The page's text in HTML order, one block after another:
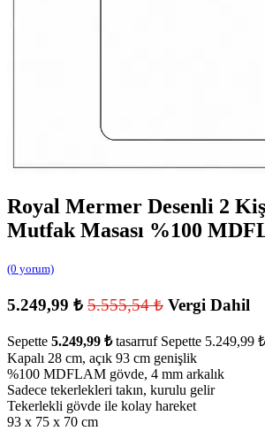
Royal Mermer Desenli 2
Mutfak Masası %100
(0 yorum)
5.249,99 ₺ 5.555,54₺ Vergi Dahil
Sepette 5.249,99 ₺ tasarruf Sepette 5.249,99 ₺
Kapalı 28 cm, açık 93 cm genişlik
%100 MDFLAM gövde, 4 mm arkalık
Sadece tekerlekleri takın, kurulu gelir
Tekerlekli gövde ile kolay hareket
93 x 75 x 70 cm